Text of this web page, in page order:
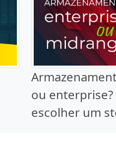
ou enterprise?
escolher um